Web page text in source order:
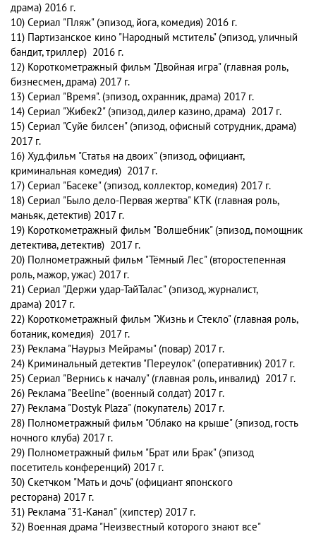
драма) 2016 г.
10) Сериал "Пляж" (эпизод, йога, комедия) 2016 г.
11) Партизанское кино "Народный мститель" (эпизод, уличный
бандит, триллер) 2016 г.
12) Короткометражный фильм "Двойная игра" (главная роль,
бизнесмен, драма) 2017 г.
13) Сериал "Время". (эпизод, охранник, драма) 2017 г.
14) Сериал "Жибек2" (эпизод, дилер казино, драма) 2017 г.
15) Сериал "Суйе билсен" (эпизод, офисный сотрудник, драма)
2017 г.
16) Худ.фильм "Статья на двоих" (эпизод, официант,
криминальная комедия) 2017 г.
17) Сериал "Басеке" (эпизод, коллектор, комедия) 2017 г.
18) Сериал "Было дело-Первая жертва" КТК (главная роль,
маньяк, детектив) 2017 г.
19) Короткометражный фильм "Волшебник" (эпизод, помощник
детектива, детектив) 2017 г.
20) Полнометражный фильм "Тёмный Лес" (второстепенная
роль, мажор, ужас) 2017 г.
21) Сериал "Держи удар-ТайТалас" (эпизод, журналист,
драма) 2017 г.
22) Короткометражный фильм "Жизнь и Стекло" (главная роль,
ботаник, комедия) 2017 г.
23) Реклама "Наурыз Мейрамы" (повар) 2017 г.
24) Криминальный детектив "Переулок" (оперативник) 2017 г.
25) Сериал "Вернись к началу" (главная роль, инвалид) 2017 г.
26) Реклама "Beeline" (военный солдат) 2017 г.
27) Реклама "Dostyk Plaza" (покупатель) 2017 г.
28) Полнометражный фильм "Облако на крыше" (эпизод, гость
ночного клуба) 2017 г.
29) Полнометражный фильм "Брат или Брак" (эпизод
посетитель конференций) 2017 г.
30) Скетчком "Мать и дочь" (официант японского
ресторана) 2017 г.
31) Реклама "31-Канал" (хипстер) 2017 г.
32) Военная драма "Неизвестный которого знают все"